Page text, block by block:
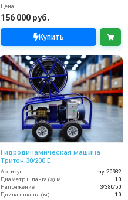
Цена
156 000 руб.
Купить
Гидродинамическая машина
Тритон 30/200 Е
Артикул
my.20932
10
Напряжение
3/380/50
Длина шланга (м)
10